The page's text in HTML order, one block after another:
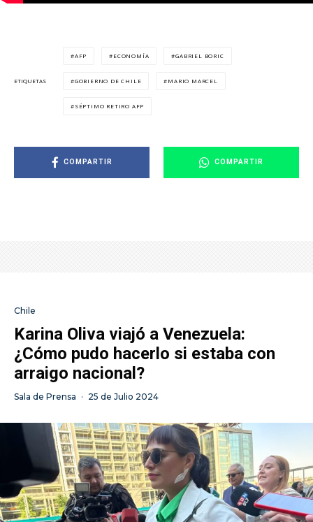
ETIQUETAS
AFP ECONOMÍA GABRIEL BORIC
GOBIERNO DE CHILE MARIO MARCEL
SÉPTIMO RETIRO AFP
COMPARTIR COMPARTIR
Chile
Karina Oliva viajó a Venezuela:
¿Cómo pudo hacerlo si estaba con
arraigo nacional?
Sala de Prensa · 25 de Julio 2024